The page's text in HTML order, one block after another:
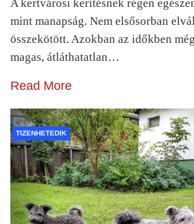
A kertvárosi kerítésnek régen
mint manapság. Nem elsősorban
összekötött. Azokban az időkben
magas, átláthatatlan…
Read More
TIZENHETEDIK